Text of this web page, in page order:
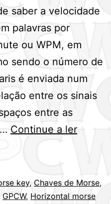
saber a velocidade
palavras por
ou WPM, em
sendo o número de
é enviada num
entre os sinais
entre as
Continue a lerQual
de
key, Chaves de Morse,
GPCW, Horizontal morse